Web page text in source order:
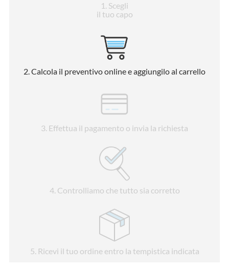
1 . Scegli
il tuo capo
2 . Calcola il preventivo online e aggiungilo al carrello
3. Effettua il pagamento o invia la richiesta
4. Controlliamo che tutto sia corretto
5 . Ricevi il tuo ordine entro la tempistica indicata